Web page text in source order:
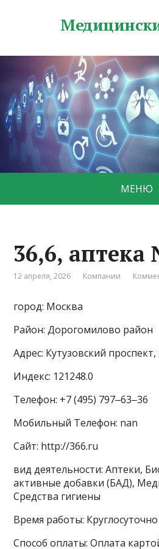
МЕНЮ
36,6,
12 апреля, 2026 Компании
город: Москва
Район: Дорогомилово район
Адрес: Кутузовский проспект,
Индекс: 121248.0
Телефон: +7 (495) 797‒63‒36
Мобильный Телефон: nan
Сайт: http://366.ru
вид деятельности: Аптеки,
активные добавки (БАД),
Средства гигиены
Время работы: Круглосуточно
Способ оплаты: Оплата